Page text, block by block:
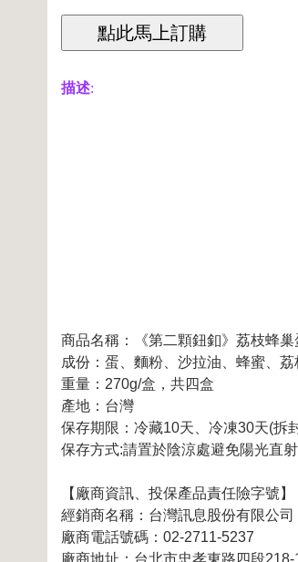
描述:
商品名稱：《第二顆鈕釦》荔枝蜂巢
成份：蛋、麵粉、沙拉油、蜂蜜、荔
重量：270g/盒，共四盒
產地：台灣
保存期限：冷藏10天、冷凍30天(拆
保存方式:請置於陰涼處避免陽光直
【廠商資訊、投保產品責任險字號】
經銷商名稱：台灣訊息股份有限公司
廠商電話號碼：02-2711-5237
廠商地址：台北市忠孝東路四段